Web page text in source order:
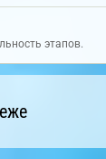
этапов.